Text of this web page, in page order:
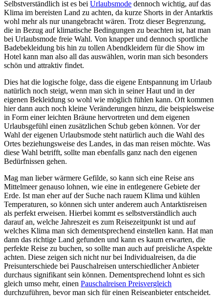
Selbstverständlich ist es bei Urlaubsmode dennoch wichtig, auf das
Klima im bereisten Land zu achten, da kurze Shorts in der Antarktis
wohl mehr als nur unangebracht wären. Trotz dieser Begrenzung,
die in Bezug auf klimatische Bedingungen zu beachten ist, hat man
bei Urlaubsmode freie Wahl. Von knapper und dennoch sportliche
Badebekleidung bis hin zu tollen Abendkleidern für die Show im
Hotel kann man also all das auswählen, worin man sich besonders
schön und attraktiv findet.
Dies hat die logische folge, dass die eigene Entspannung im Urlaub
natürlich noch steigt, wenn man sich in seiner Haut und in der
eigenen Bekleidung so wohl wie möglich fühlen kann. Oft kommen
hier dann auch noch kleine Veränderungen hinzu, die beispielsweise
in Form einer leichten Bräune hervortreten und dem eigenen
Urlaubsgefühl einen zusätzlichen Schub geben können. Vor der
Wahl der eigenen Urlaubsmode steht natürlich auch die Wahl des
Ortes beziehungsweise des Landes, in das man reisen möchte. Was
diese Wahl betrifft, sollte man ebenfalls ganz nach den eigenen
Bedürfnissen gehen.
Mag man lieber wärmere Gefilde, so kann sich eine Reise ans
Mittelmeer genauso lohnen, wie eine in entlegenere Gebiete der
Erde. Ist man eher auf der Suche nach rauem Klima und kühlen
Temperaturen, so können sich unter anderem auch Antarktisreisen
als perfekt erweisen. Hierbei kommt es selbstverständlich auch
darauf an, welche Jahreszeit es zum Reisezeitpunkt ist und auf
welches Klima man sich dementsprechend einstellen kann. Hat man
dann das richtige Land gefunden und kann es kaum erwarten, die
perfekte Reise zu buchen, so sollte man auch auf preisliche Aspekte
achten. Diese zeigen sich nicht nur bei Individualreisen, da die
Preisunterschiede bei Pauschalreisen unterschiedlicher Anbieter
durchaus signifikant sein können. Dementsprechend lohnt es sich
gleich umso mehr, einen Pauschalreisen Preisvergleich
durchzuführen, bevor man sich für einen Reiseanbieter entscheidet.